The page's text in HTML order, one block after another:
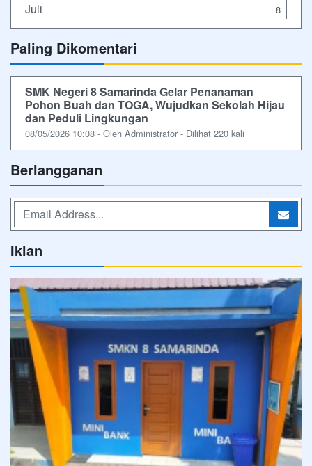
Juli 8
Paling Dikomentari
SMK Negeri 8 Samarinda Gelar Penanaman
Pohon Buah dan TOGA, Wujudkan Sekolah Hijau
dan Peduli Lingkungan
08/05/2026 10:08 - Oleh Administrator - Dilihat 220 kali
Berlangganan
Iklan